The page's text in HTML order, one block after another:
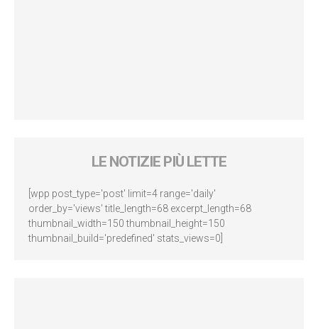
LE NOTIZIE PIÙ LETTE
[wpp post_type='post' limit=4 range='daily'
order_by='views' title_length=68 excerpt_length=68
thumbnail_width=150 thumbnail_height=150
thumbnail_build='predefined' stats_views=0]